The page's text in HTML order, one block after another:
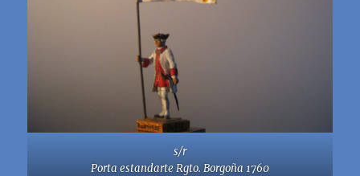
s/r
Porta estandarte Rgto. Borgoña 1760